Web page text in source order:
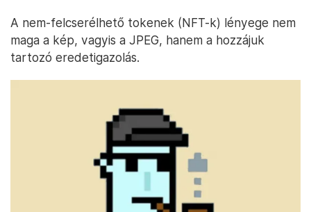
A nem-felcserélhető tokenek (NFT-k) lényege nem
maga a kép, vagyis a JPEG, hanem a hozzájuk
tartozó eredetigazolás.